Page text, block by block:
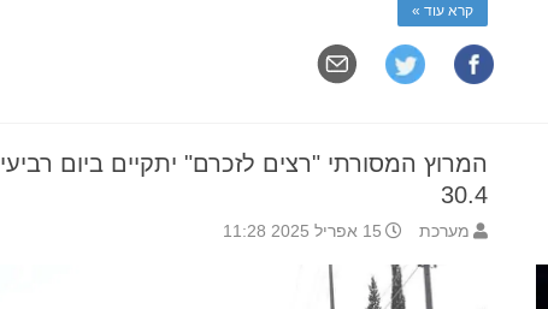
קרא עוד »
המרוץ המסורתי "רצים לזכרם" יתקיים ביום רביעי
30.4
מערכת 15 אפריל 2025 11:28